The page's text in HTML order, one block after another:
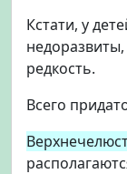
Кстати, у
редкость.
Всего